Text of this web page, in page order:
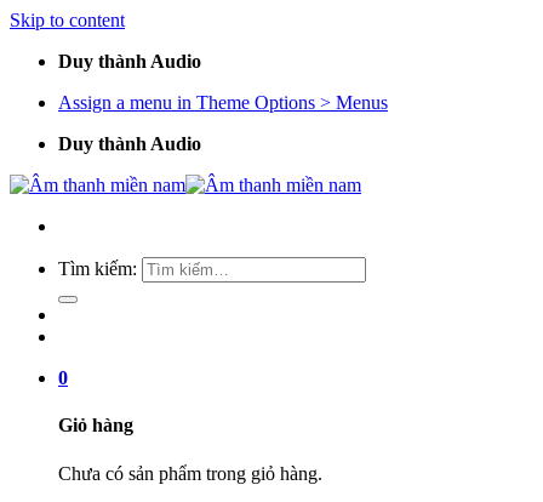
Skip to content
Duy thành Audio
Assign a menu in Theme Options > Menus
Duy thành Audio
Tìm kiếm:
0
Giỏ hàng
Chưa có sản phẩm trong giỏ hàng.